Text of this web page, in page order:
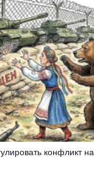
конфликт на